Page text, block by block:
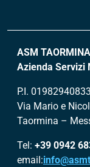
ASM TAORMINA
Azienda Servizi
P.I.
Via Mario e
Taormina –
Tel: +39 0942
email: